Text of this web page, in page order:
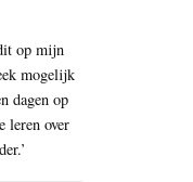
op mijn
mogelijk
dagen op
leren over